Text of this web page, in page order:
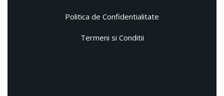
Politica de Confidentialitate
Termeni si Conditii